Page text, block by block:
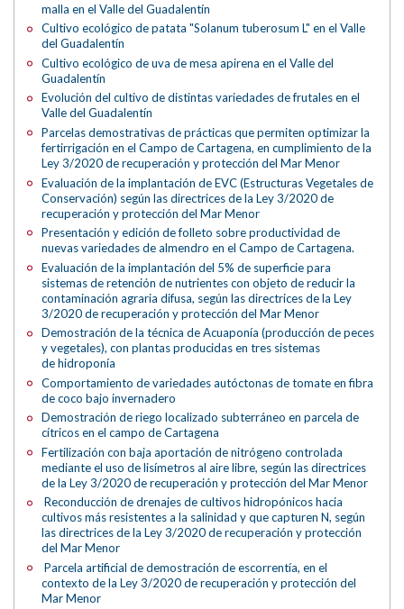
malla en el Valle del Guadalentín
Cultivo ecológico de patata "Solanum tuberosum L" en el Valle
del Guadalentín
Cultivo ecológico de uva de mesa apirena en el Valle del
Guadalentín
Evolución del cultivo de distintas variedades de frutales en el
Valle del Guadalentín
Parcelas demostrativas de prácticas que permiten optimizar la
fertirrigación en el Campo de Cartagena, en cumplimiento de la
Ley 3/2020 de recuperación y protección del Mar Menor
Evaluación de la implantación de EVC (Estructuras Vegetales de
Conservación) según las directrices de la Ley 3/2020 de
recuperación y protección del Mar Menor
Presentación y edición de folleto sobre productividad de
nuevas variedades de almendro en el Campo de Cartagena.
Evaluación de la implantación del 5% de superficie para
sistemas de retención de nutrientes con objeto de reducir la
contaminación agraria difusa, según las directrices de la Ley
3/2020 de recuperación y protección del Mar Menor
Demostración de la técnica de Acuaponía (producción de peces
y vegetales), con plantas producidas en tres sistemas
de hidroponía
Comportamiento de variedades autóctonas de tomate en fibra
de coco bajo invernadero
Demostración de riego localizado subterráneo en parcela de
cítricos en el campo de Cartagena
Fertilización con baja aportación de nitrógeno controlada
mediante el uso de lisímetros al aire libre, según las directrices
de la Ley 3/2020 de recuperación y protección del Mar Menor
Reconducción de drenajes de cultivos hidropónicos hacia
cultivos más resistentes a la salinidad y que capturen N, según
las directrices de la Ley 3/2020 de recuperación y protección
del Mar Menor
Parcela artificial de demostración de escorrentía, en el
contexto de la Ley 3/2020 de recuperación y protección del
Mar Menor